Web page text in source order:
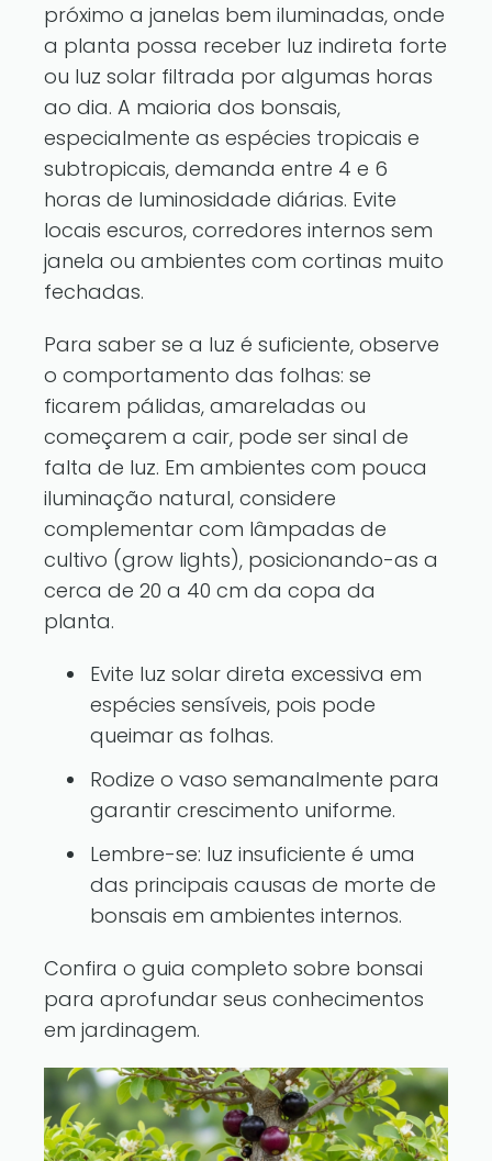
próximo a janelas bem iluminadas, onde
a planta possa receber luz indireta forte
ou luz solar filtrada por algumas horas
ao dia. A maioria dos bonsais,
especialmente as espécies tropicais e
subtropicais, demanda entre 4 e 6
horas de luminosidade diárias. Evite
locais escuros, corredores internos sem
janela ou ambientes com cortinas muito
fechadas.
Para saber se a luz é suficiente, observe
o comportamento das folhas: se
ficarem pálidas, amareladas ou
começarem a cair, pode ser sinal de
falta de luz. Em ambientes com pouca
iluminação natural, considere
complementar com lâmpadas de
cultivo (grow lights), posicionando-as a
cerca de 20 a 40 cm da copa da
planta.
Evite luz solar direta excessiva em
espécies sensíveis, pois pode
queimar as folhas.
Rodize o vaso semanalmente para
garantir crescimento uniforme.
Lembre-se: luz insuficiente é uma
das principais causas de morte de
bonsais em ambientes internos.
Confira o guia completo sobre bonsai
para aprofundar seus conhecimentos
em jardinagem.